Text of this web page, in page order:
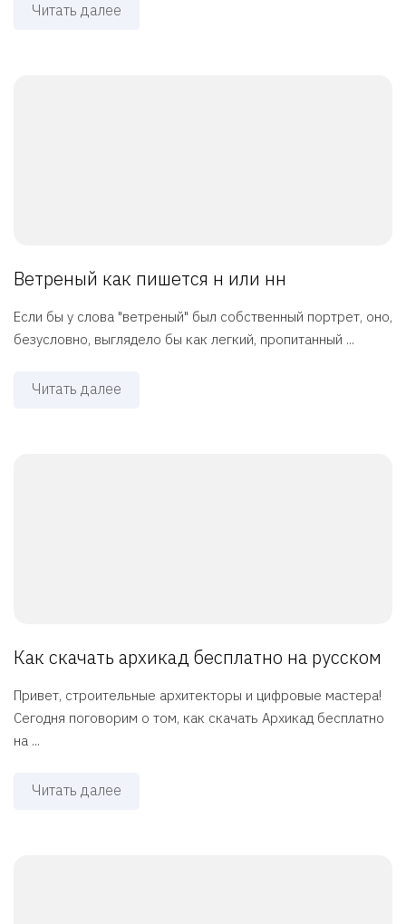
Читать далее
Ветреный как пишется н или нн
Если бы у слова "ветреный" был собственный портрет, оно,
безусловно, выглядело бы как легкий, пропитанный ...
Читать далее
Как скачать архикад бесплатно на русском
Привет, строительные архитекторы и цифровые мастера!
Сегодня поговорим о том, как скачать Архикад бесплатно
на ...
Читать далее